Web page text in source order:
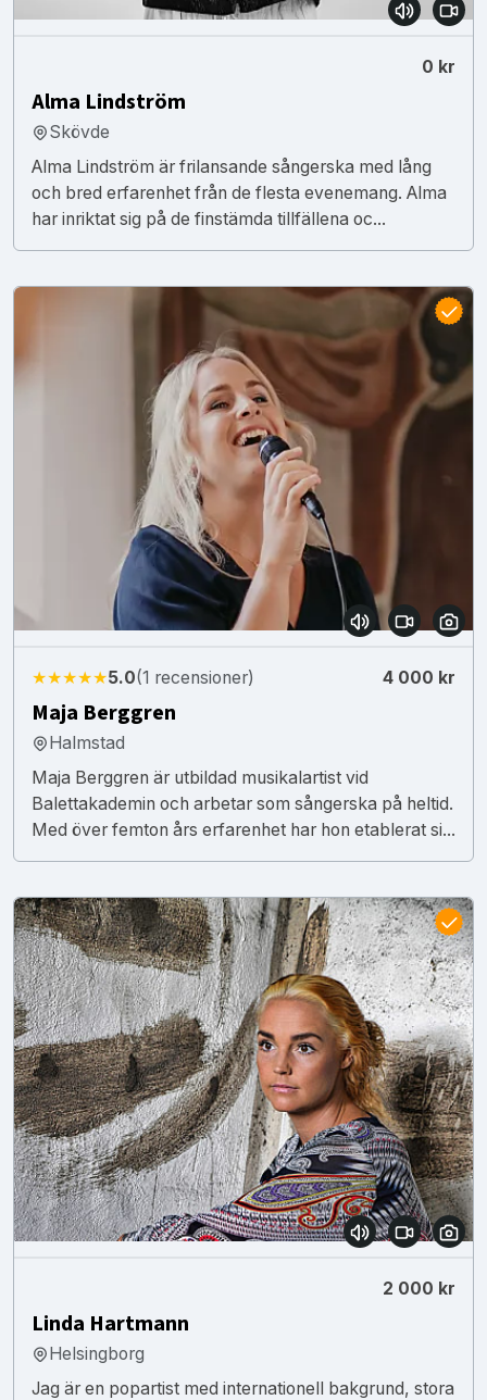
0 kr
Alma Lindström
Skövde
Alma Lindström är frilansande sångerska med lång
och bred erfarenhet från de flesta evenemang. Alma
har inriktat sig på de finstämda tillfällena oc...
★★★★★5.0(1 recensioner) 4 000 kr
Maja Berggren
Halmstad
Maja Berggren är utbildad musikalartist vid
Balettakademin och arbetar som sångerska på heltid.
Med över femton års erfarenhet har hon etablerat si...
2 000 kr
Linda Hartmann
Helsingborg
Jag är en popartist med internationell bakgrund, stora